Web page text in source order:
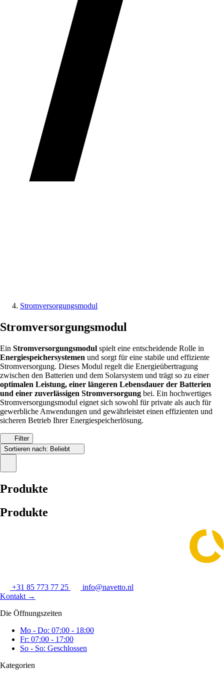
Stromversorgungsmodul
Stromversorgungsmodul
Ein Stromversorgungsmodul spielt eine entscheidende Rolle in
Energiespeichersystemen und sorgt für eine stabile und effiziente
Stromversorgung. Dieses Modul regelt die Energieübertragung
zwischen den Batterien und dem Solarsystem und trägt so zu einer
optimalen Leistung, einer längeren Lebensdauer der Batterien
und einer zuverlässigen Stromversorgung bei. Ein hochwertiges
Stromversorgungsmodul eignet sich sowohl für private als auch für
gewerbliche Anwendungen und gewährleistet einen effizienten und
sicheren Betrieb Ihrer Energiespeicherlösung.
Filter
Sortieren nach: Beliebt
Produkte
Produkte
+31 85 773 77 25
info@navetto.nl
Kontakt →
Die Öffnungszeiten
Mo - Do: 07:00 - 18:00
Fr: 07:00 - 17:00
So - So: Geschlossen
Kategorien